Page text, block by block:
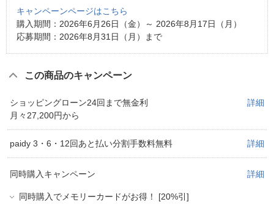
キャンペーンページはこちら
購入期間：2026年6月26日（金）～ 2026年8月17日（月）
応募期間：2026年8月31日（月）まで
この商品のキャンペーン
ショッピングローン24回まで無金利
月々27,200円から
詳細
paidy 3・6・12回あと払い分割手数料無料 詳細
同時購入キャンペーン 詳細
同時購入でメモリーカードがお得！ [20%引]